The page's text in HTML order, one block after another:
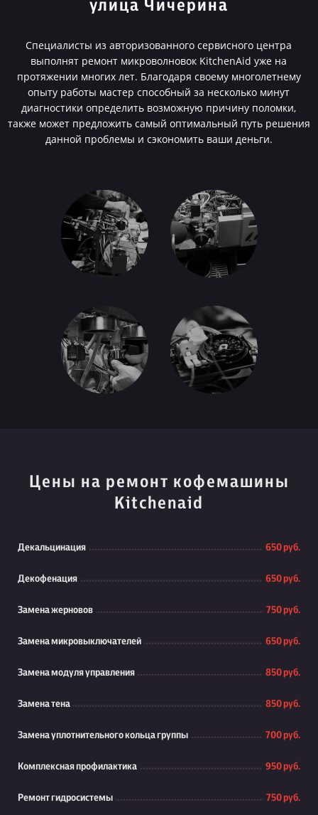
улица Чичерина
Специалисты из авторизованного сервисного центра
выполнят ремонт микроволновок KitchenAid уже на
протяжении многих лет. Благодаря своему многолетнему
опыту работы мастер способный за несколько минут
диагностики определить возможную причину поломки,
также может предложить самый оптимальный путь решения
данной проблемы и сэкономить ваши деньги.
Цены на ремонт кофемашины
Kitchenaid
Декальцинация 650 руб.
Декофенация 650 руб.
Замена жерновов 750 руб.
Замена микровыключателей 650 руб.
Замена модуля управления 850 руб.
Замена тена 850 руб.
Замена уплотнительного кольца группы 700 руб.
Комплексная профилактика 950 руб.
Ремонт гидросистемы 750 руб.